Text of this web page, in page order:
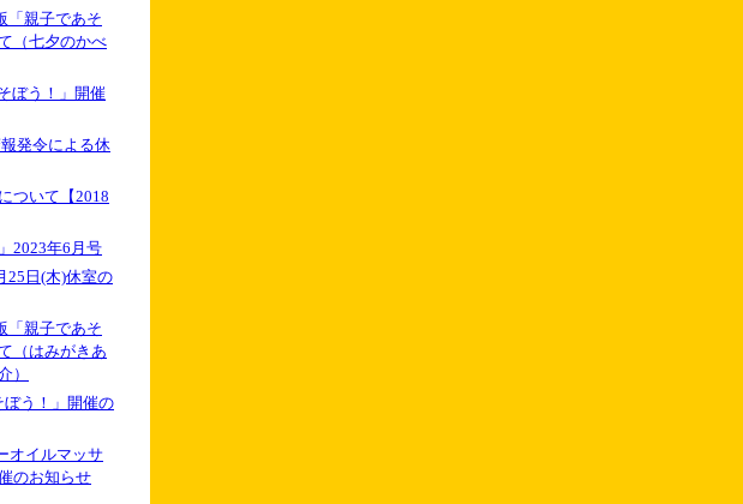
親子であそ
（七夕のかべ
ぼう！」開催
発令による休
ついて【2018
2023年6月号
25日(木)休室の
親子であそ
（はみがきあ
）
ぼう！」開催の
オイルマッサ
のお知らせ